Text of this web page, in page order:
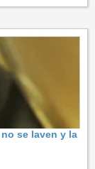
se laven y la